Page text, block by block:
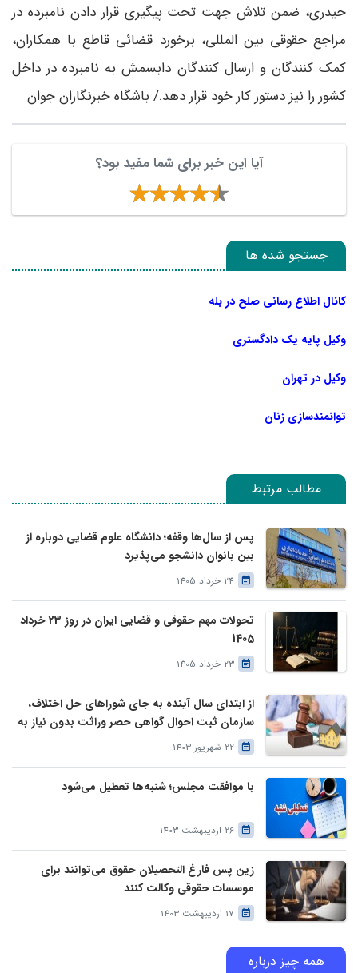
حیدری، ضمن تلاش جهت تحت پیگیری قرار دادن نامبرده در
مراجع حقوقی بین المللی، برخورد قضائی قاطع با همکاران،
کمک کنندگان و ارسال کنندگان دابسمش به نامبرده در داخل
کشور را نیز دستور کار خود قرار دهد./ باشگاه خبرنگاران جوان
آیا این خبر برای شما مفید بود؟
جستجو شده ها
کانال اطلاع رسانی صلح در بله
وکیل پایه یک دادگستری
وکیل در تهران
توانمندسازی زنان
مطالب مرتبط
پس از سال‌ها وقفه؛ دانشگاه علوم قضایی دوباره از
بین بانوان دانشجو می‌پذیرد
24 خرداد 1405
تحولات مهم حقوقی و قضایی ایران در روز 23 خرداد
1405
23 خرداد 1405
از ابتدای سال آینده به جای شوراهای حل اختلاف،
سازمان ثبت احوال گواهی حصر وراثت بدون نیاز به
درخواست وراث صادر خواهد کرد
22 شهریور 1403
با موافقت مجلس؛ شنبه‌ها تعطیل می‌شود
26 اردیبهشت 1403
زین پس فارغ التحصیلان حقوق می‌توانند برای
موسسات حقوقی وکالت کنند
17 اردیبهشت 1403
همه چیز درباره